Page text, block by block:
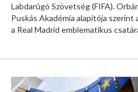
Labdarúgó Szövetség (FIFA).
Puskás Akadémia alapítója szerint
a Real Madrid emblematikus